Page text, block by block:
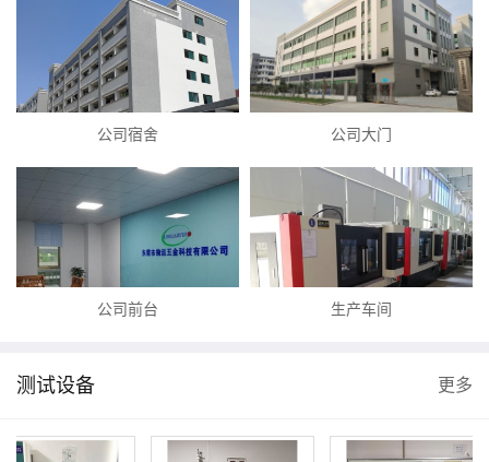
公司宿舍 公司大门
公司前台 生产车间
测试设备 更多